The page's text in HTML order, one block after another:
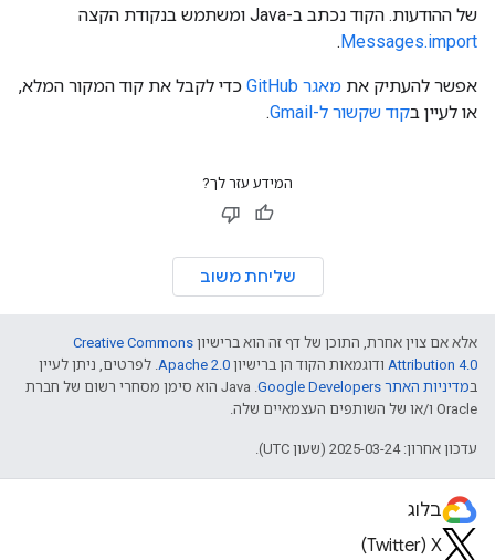
של ההודעות. הקוד נכתב ב-Java ומשתמש בנקודת הקצה
Messages.import
.
אפשר להעתיק את מאגר GitHub
כדי לקבל את קוד המקור המלא,
או לעיין בקוד שקשור ל-Gmail .
המידע עזר לך?
שליחת משוב
אלא אם צוין אחרת, התוכן של דף זה הוא ברישיון Creative Commons
Attribution 4.0 ודוגמאות הקוד הן ברישיון Apache 2.0. לפרטים, ניתן לעיין
במדיניות האתר Google Developers‏
.‏ Java הוא סימן מסחרי רשום של חברת
Oracle ו/או של השותפים העצמאיים שלה.
עדכון אחרון: 2025-03-24 (שעון UTC).
בלוג
X‏ (Twitter)